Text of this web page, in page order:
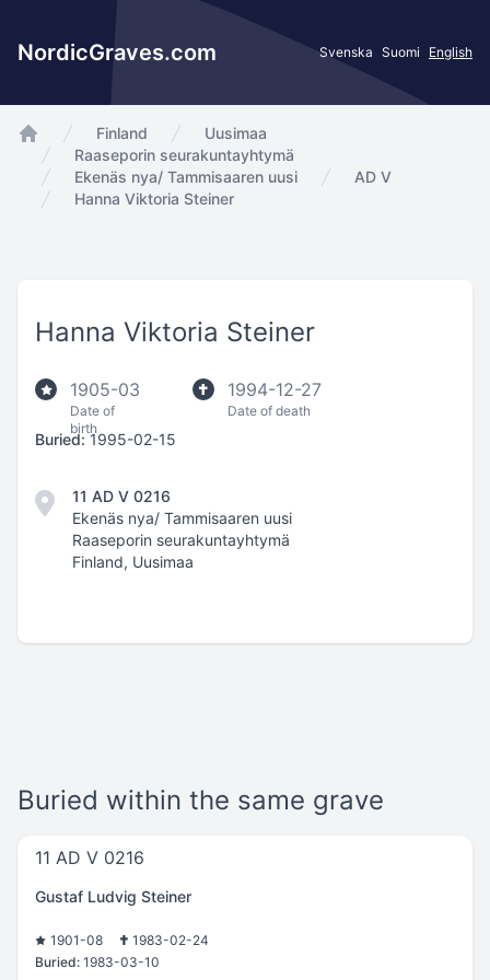
NordicGraves.com Svenska Suomi English
app.Start
Finland
Uusimaa
Raaseporin seurakuntayhtymä
Ekenäs nya/ Tammisaaren uusi
AD V
Hanna Viktoria Steiner
Hanna Viktoria Steiner
1905-03
Date of
birth
1994-12-27
Date of death
Buried: 1995-02-15
11 AD V 0216
Ekenäs nya/ Tammisaaren uusi
Raaseporin seurakuntayhtymä
Finland, Uusimaa
Buried within the same grave
11 AD V 0216
Gustaf Ludvig Steiner
1901-08
1983-02-24
Buried: 1983-03-10